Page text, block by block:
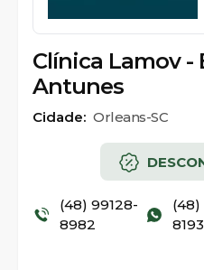
Clínica Lamov -
Antunes
Cidade: Orleans-SC
(48) 99128-
8982
(48)
8193